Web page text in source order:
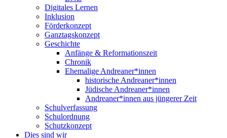
Digitales Lernen
Inklusion
Förderkonzept
Ganztagskonzept
Geschichte
Anfänge & Reformationszeit
Chronik
Ehemalige Andreaner*innen
historische Andreaner*innen
Jüdische Andreaner*innen
Andreaner*innen aus jüngerer Zeit
Schulverfassung
Schulordnung
Schutzkonzept
Dies sind wir